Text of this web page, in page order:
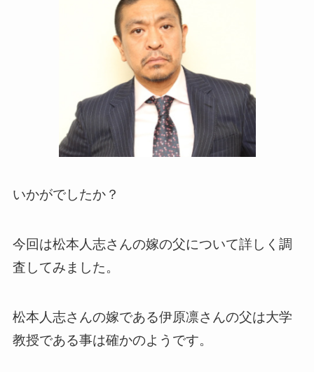
いかがでしたか？
今回は松本人志さんの嫁の父について詳しく調
査してみました。
松本人志さんの嫁である伊原凛さんの父は大学
教授である事は確かのようです。